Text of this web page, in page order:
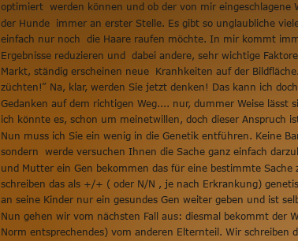
optimiert  werden können und ob der von mir eingeschlagene
der Hunde  immer an erster Stelle. Es gibt so unglaubliche
einfach nur noch  die Haare raufen möchte. In mir kommt
Ergebnisse reduzieren und  dabei andere, sehr wichtige
Markt, ständig erscheinen neue  Kranhkeiten auf der
züchten!” Na, klar, werden Sie jetzt denken! Das kann ich
Gedanken auf dem richtigen Weg.... nur, dummer Weise
ich könnte es, schon um meinetwillen, doch dieser Anspruch
Nun muss ich Sie ein wenig in die Genetik entführen. Keine
sondern  werde versuchen Ihnen die Sache ganz einfach
und Mutter ein Gen bekommen das für eine bestimmte
schreiben das als +/+ ( oder N/N , je nach Erkrankung)
an seine Kinder nur ein gesundes Gen weiter geben und ist
Nun gehen wir vom nächsten Fall aus: diesmal bekommt der
Norm entsprechendes) vom anderen Elternteil. Wir